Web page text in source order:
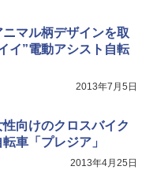
マル柄デザインを取
イ”電動アシスト自転
2013年7月5日
向けのクロスバイク
車「プレジア」
2013年4月25日